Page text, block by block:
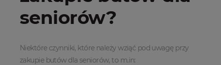
seniorów?
Niektóre czynniki, które należy wziąć pod uwagę przy
zakupie butów dla seniorów, to m.in: